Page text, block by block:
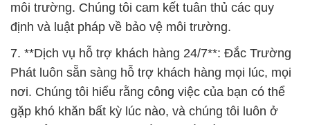
môi trường. Chúng tôi cam kết tuân thủ các quy
định và luật pháp về bảo vệ môi trường.
7. **Dịch vụ hỗ trợ khách hàng 24/7**: Đắc Trường
Phát luôn sẵn sàng hỗ trợ khách hàng mọi lúc, mọi
nơi. Chúng tôi hiểu rằng công việc của bạn có thể
gặp khó khăn bất kỳ lúc nào, và chúng tôi luôn ở